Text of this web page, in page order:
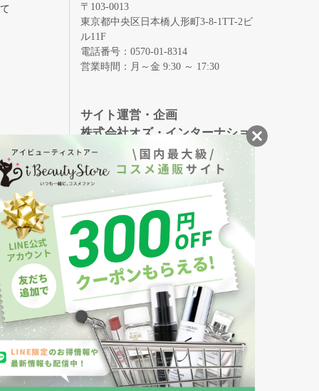
〒103-0013
東京都中央区日本橋人形町3-8-1TT-2ビ
ル11F
電話番号：0570-01-8314
営業時間：月～金 9:30 ～ 17:30
サイト運営・企画
株式会社オズ・インターナショ
ナル
創業150年、英国伝統の最高級猪毛ハン
ドメイドヘアブラシ
メイソンピアソン
容商品の通販サイトです。
の化粧品も取り揃えています。